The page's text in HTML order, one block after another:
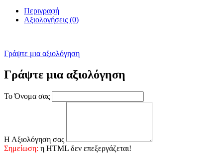
Περιγραφή
Αξιολογήσεις (0)
Γράψτε μια αξιολόγηση
Γράψτε μια αξιολόγηση
Το Όνομα σας
Η Αξιολόγηση σας
Σημείωση: η HTML δεν επεξεργάζεται!